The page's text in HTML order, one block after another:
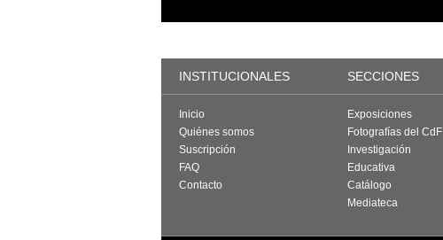
INSTITUCIONALES SECCIONES
Inicio
Quiénes somos
Suscripción
FAQ
Contacto
Exposiciones
Fotografías del CdF
Investigación
Educativa
Catálogo
Mediateca